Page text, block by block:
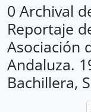
0 Archival
Reportaje
Asociación
Andaluza.
Bachillera,